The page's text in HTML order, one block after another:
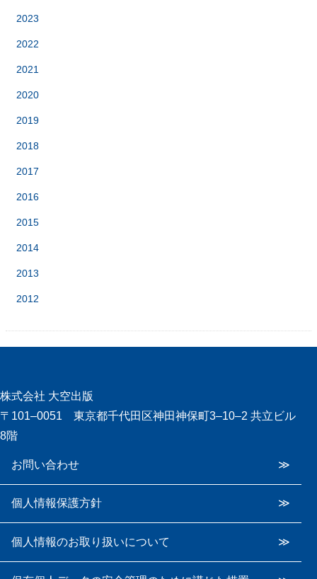
2023
2022
2021
2020
2019
2018
2017
2016
2015
2014
2013
2012
株式会社 大空出版
〒101‒0051 東京都千代田区神田神保町3‒10‒2 共立ビル
8階
お問い合わせ
個人情報保護方針
個人情報のお取り扱いについて